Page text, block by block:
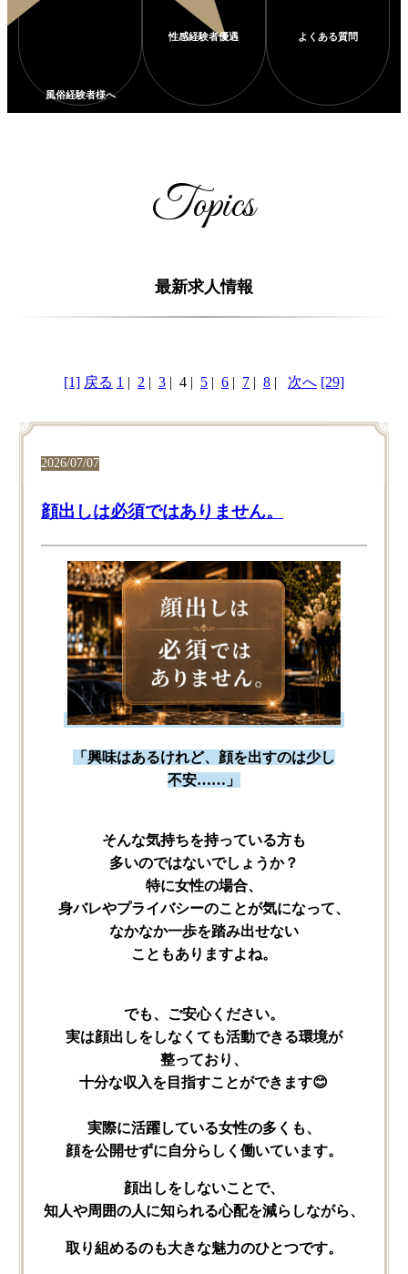
Topics
最新求人情報
[1] 戻る 1 | 2 | 3| 4| 5| 6| 7| 8| 次へ [29]
2026/07/07
顔出しは必須ではありません。
「興味は​あるけれど、​顔を​出すのは​少し​
不安……」
そんな​気持ちを​持っている​方も​
多いのではないでしょうか？
特に​女性の​場合、
身バレや​プライバシーの​ことが​気に​なって、
なかなか​一歩を​踏み出せない​
こともありますよね。
でも、​ご安心ください。
実は​顔出しを​しなくても​活動できる​環境が​
整っており、
十分な​収入を​目指すことができます😊
実際に​活躍している​女性の​多くも、
顔を​公開せずに​自分らしく​働いています。
顔出しを​しない​ことで、
知人や​周囲の​人に​知られる​心配を​減らしながら、
取り​組めるのも​大きな​魅力の​ひとつです。